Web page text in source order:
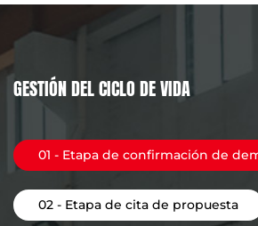
GESTIÓN DEL CICLO DE VIDA
01 - Etapa de confirmación de
02 - Etapa de cita de propuesta